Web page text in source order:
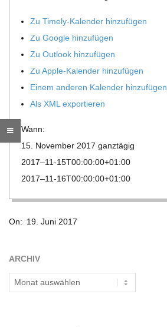
R
E
G
O
L
D
S
C
Zu Timely-Kalen­der hinzufügen
Zu Google hinzufügen
Zu Out­look hinzufügen
Zu Apple-Kalen­der hinzufügen
Einem ande­ren Kalen­der hinzufügen
Als XML exportieren
Wann:
15. Novem­ber 2017 ganz­tä­gig
2017–11-15T00:00:00+01:00
2017–11-16T00:00:00+01:00
06-
On: 19. Juni 2017
ARCHIV
Archiv